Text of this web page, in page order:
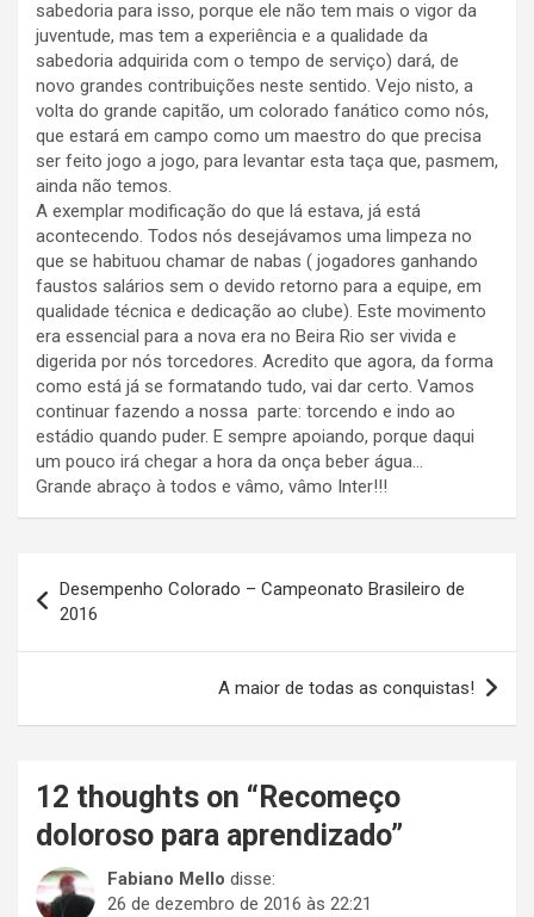
sabedoria para isso, porque ele não tem mais o vigor da
juventude, mas tem a experiência e a qualidade da
sabedoria adquirida com o tempo de serviço) dará, de
novo grandes contribuições neste sentido. Vejo nisto, a
volta do grande capitão, um colorado fanático como nós,
que estará em campo como um maestro do que precisa
ser feito jogo a jogo, para levantar esta taça que, pasmem,
ainda não temos.
A exemplar modificação do que lá estava, já está
acontecendo. Todos nós desejávamos uma limpeza no
que se habituou chamar de nabas ( jogadores ganhando
faustos salários sem o devido retorno para a equipe, em
qualidade técnica e dedicação ao clube). Este movimento
era essencial para a nova era no Beira Rio ser vivida e
digerida por nós torcedores. Acredito que agora, da forma
como está já se formatando tudo, vai dar certo. Vamos
continuar fazendo a nossa parte: torcendo e indo ao
estádio quando puder. E sempre apoiando, porque daqui
um pouco irá chegar a hora da onça beber água…
Grande abraço à todos e vâmo, vâmo Inter!!!
de
Post
Desempenho Colorado – Campeonato Brasileiro de
2016
A maior de todas as conquistas!
12 thoughts on “ Recomeço
doloroso para aprendizado”
Fabiano Mello disse:
26 de dezembro de 2016 às 22:21